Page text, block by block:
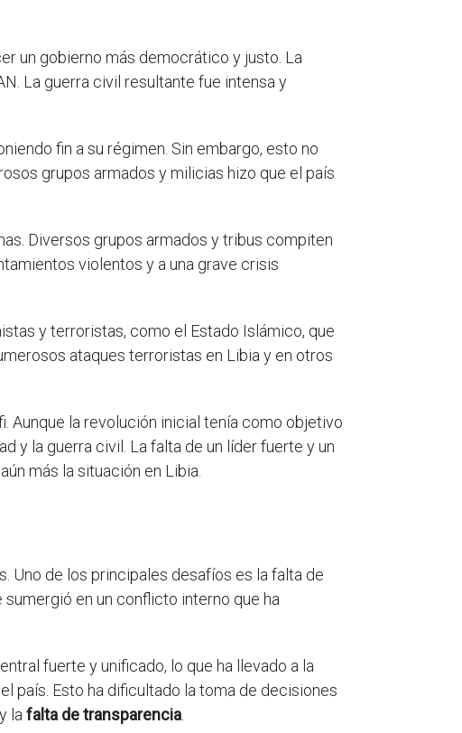
un gobierno más democrático y justo. La
La guerra civil resultante fue intensa y
fin a su régimen. Sin embargo, esto no
grupos armados y milicias hizo que el país
Diversos grupos armados y tribus compiten
violentos y a una grave crisis
y terroristas, como el Estado Islámico, que
ataques terroristas en Libia y en otros
Aunque la revolución inicial tenía como objetivo
y la guerra civil. La falta de un líder fuerte y un
más la situación en Libia.
Uno de los principales desafíos es la falta de
en un conflicto interno que ha
fuerte y unificado, lo que ha llevado a la
país. Esto ha dificultado la toma de decisiones
y la falta de transparencia